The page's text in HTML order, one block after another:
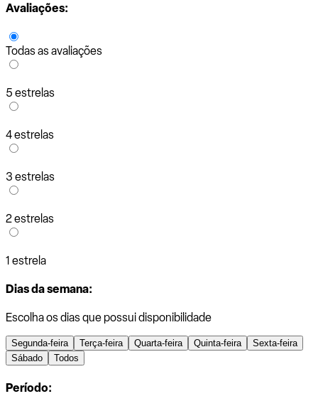
Avaliações:
Todas as avaliações
5 estrelas
4 estrelas
3 estrelas
2 estrelas
1 estrela
Dias da semana:
Escolha os dias que possui disponibilidade
Segunda-feira Terça-feira Quarta-feira Quinta-feira
Sexta-feira
Sábado
Todos
Período: